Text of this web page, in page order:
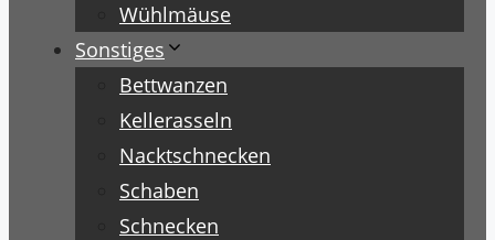
Wühlmäuse
Sonstiges
Bettwanzen
Kellerasseln
Nacktschnecken
Schaben
Schnecken